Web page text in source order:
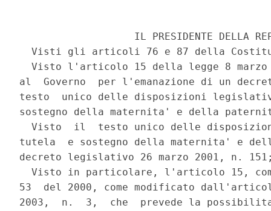
IL PRESIDENTE DELLA
Visti gli articoli 76 e 87 della
Visto l'articolo 15 della legge 8
al  Governo  per l'emanazione di un
testo  unico delle disposizioni
sostegno della maternita' e della
Visto  il  testo unico delle
tutela  e sostegno della maternita' e
decreto legislativo 26 marzo 2001, n.
Visto in particolare, l'articolo 15,
53  del 2000, come modificato
2003,  n.  3,  che  prevede la